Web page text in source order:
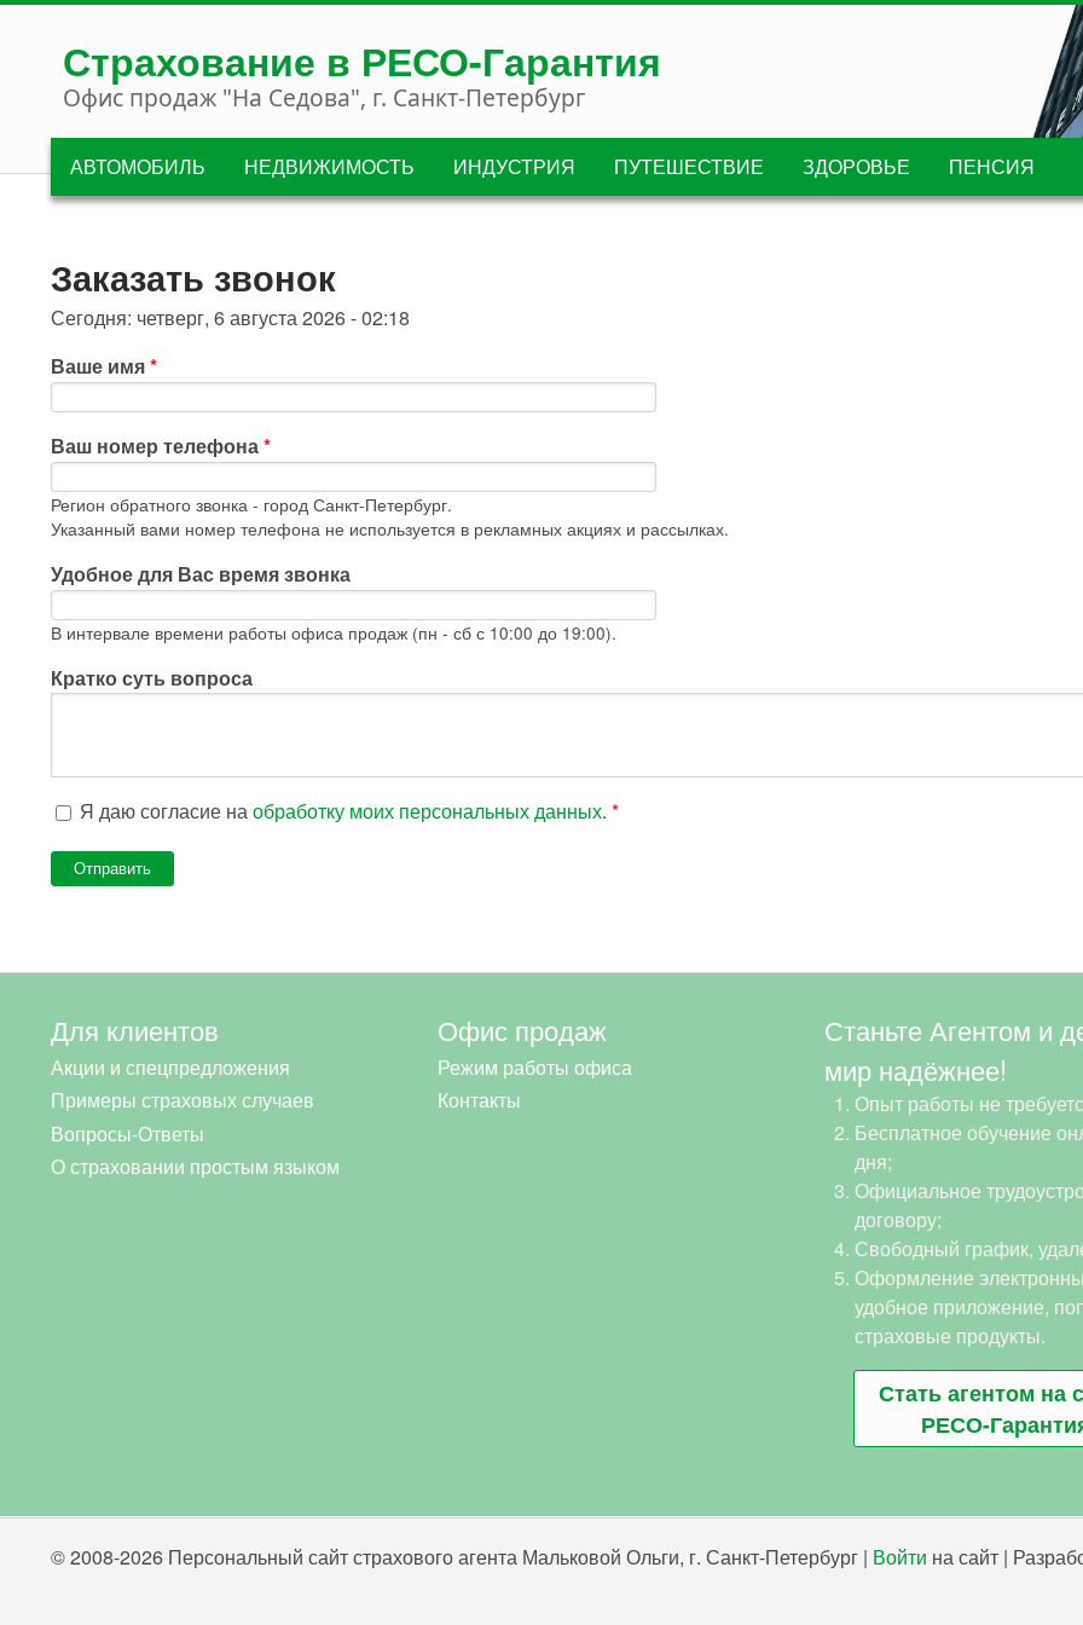
Перейти к основному содержанию
Страхование в РЕСО-Гарантия
Офис продаж "На Седова", г. Санкт-Петербург
АВТОМОБИЛЬ НЕДВИЖИМОСТЬ ИНДУСТРИЯ ПУТЕШЕСТВИЕ ЗДОРОВЬЕ ПЕНСИЯ
Заказать звонок
Сегодня: четверг, 6 августа 2026 - 02:18
Ваше имя*
Ваш номер телефона*
Регион обратного звонка - город Санкт-Петербург.
Указанный вами номер телефона не используется в рекламных акциях и рассылках.
Удобное для Вас время звонка
В интервале времени работы офиса продаж (пн - сб с 10:00 до 19:00).
Кратко суть вопроса
Я даю согласие наобработку моих персональных данных. *
Для клиентов
Акции и спецпредложения
Примеры страховых случаев
Вопросы-Ответы
О страховании простым языком
Офис продаж
Режим работы офиса
Контакты
Станьте Агентом и
мир надёжнее!
Опыт работы не
Бесплатное обучение
дня;
Официальное
договору;
Свободный график,
Оформление
удобное приложение,
страховые продукты.
Стать агентом на
РЕСО-
© 2008-2026 Персональный сайт страхового агента Мальковой Ольги, г. Санкт-Петербург | Войти на сайт |